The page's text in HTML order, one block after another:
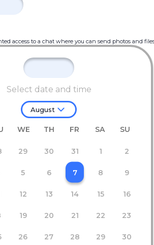
access to a chat where you can send photos and
Select date and time
August
WE TH FR SA SU
29 30 31 1 2
5 6 7 8 9
12 13 14 15 16
19 20 21 22 23
26 27 28 29 30